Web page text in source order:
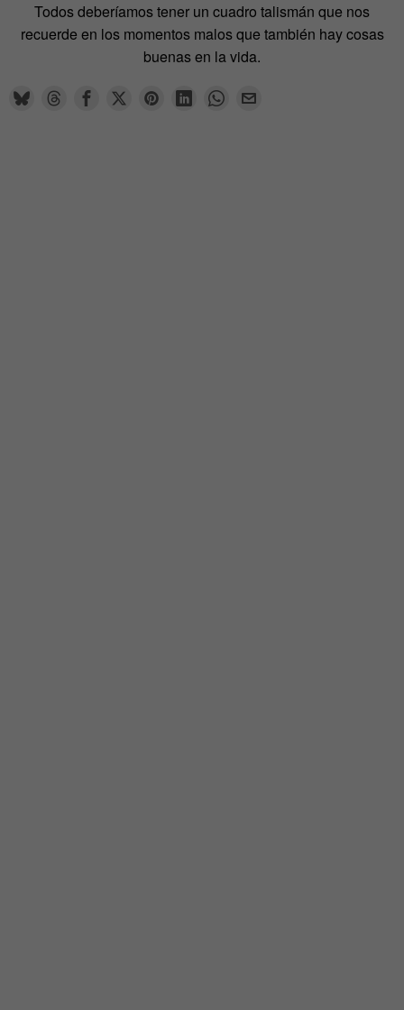
Todos deberíamos tener un cuadro talismán que nos
recuerde en los momentos malos que también hay cosas
buenas en la vida.